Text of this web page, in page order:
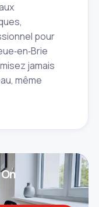
pour
jamais
même